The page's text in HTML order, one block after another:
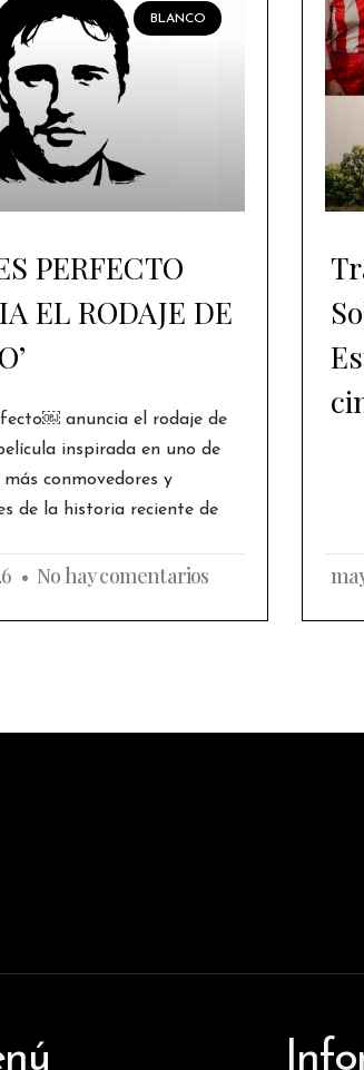
BLANCO
PERFECTO
EL RODAJE DE
anuncia el rodaje de
inspirada en uno de
conmovedores y
de la historia reciente de
No hay comentarios